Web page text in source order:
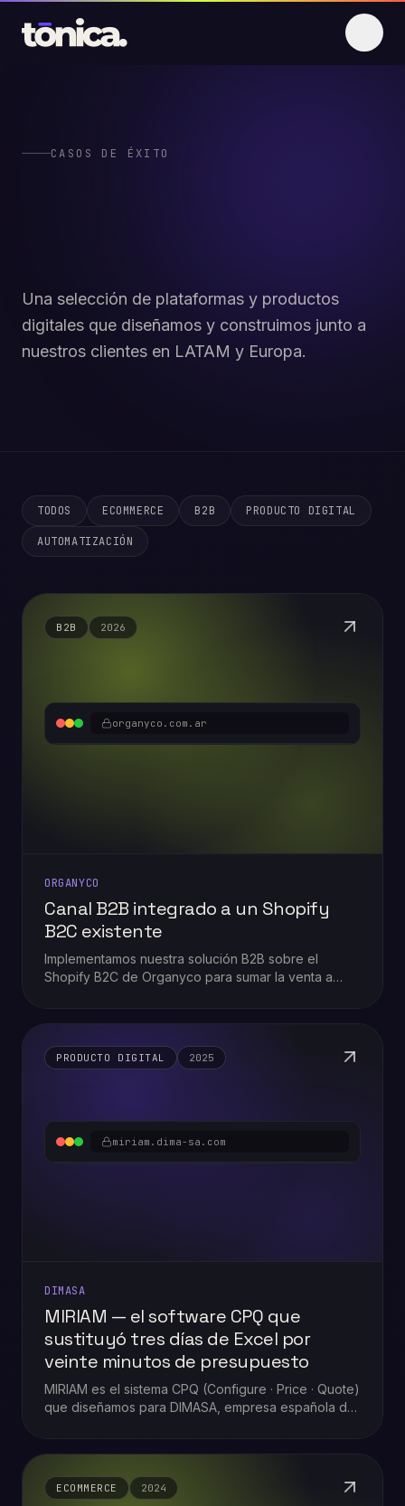
CASOS DE ÉXITO
Una selección de plataformas y productos
digitales que diseñamos y construimos junto a
nuestros clientes en LATAM y Europa.
TODOS ECOMMERCE B2B PRODUCTO DIGITAL
AUTOMATIZACIÓN
organyco.com.ar
B2B 2026
ORGANYCO
Canal B2B integrado a un Shopify
B2C existente
Implementamos nuestra solución B2B sobre el
Shopify B2C de Organyco para sumar la venta a
miriam.dima-sa.com
PRODUCTO DIGITAL 2025
DIMASA
MIRIAM — el software CPQ que
sustituyó tres días de Excel por
veinte minutos de presupuesto
MIRIAM es el sistema CPQ (Configure · Price · Quote)
que diseñamos para DIMASA, empresa española de
en veinte minutos: con trazabilidad, KPIs e informes
en tiempo real y la propuesta firmada antes de
ECOMMERCE 2024